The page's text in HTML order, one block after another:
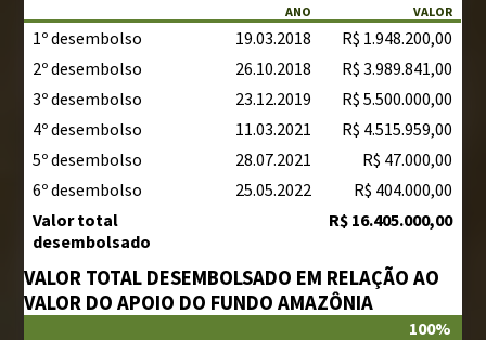
ANO VALOR
1º desembolso 19.03.2018
R$ 1.948.200,00
2º desembolso
26.10.2018
R$ 3.989.841,00
3º desembolso
23.12.2019
R$ 5.500.000,00
4º desembolso
11.03.2021
R$ 4.515.959,00
5º desembolso
28.07.2021
R$ 47.000,00
6º desembolso
25.05.2022
R$ 404.000,00
Valor total
desembolsado
R$ 16.405.000,00
VALOR TOTAL DESEMBOLSADO EM RELAÇÃO AO
VALOR DO APOIO DO FUNDO AMAZÔNIA
100%